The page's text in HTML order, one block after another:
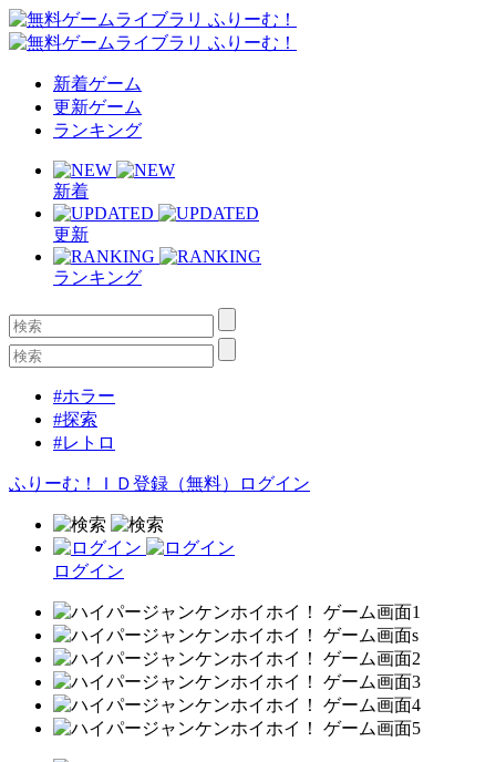
新着ゲーム
更新ゲーム
ランキング
新着
更新
ランキング
#ホラー
#探索
#レトロ
ふりーむ！ＩＤ登録（無料） ログイン
ログイン